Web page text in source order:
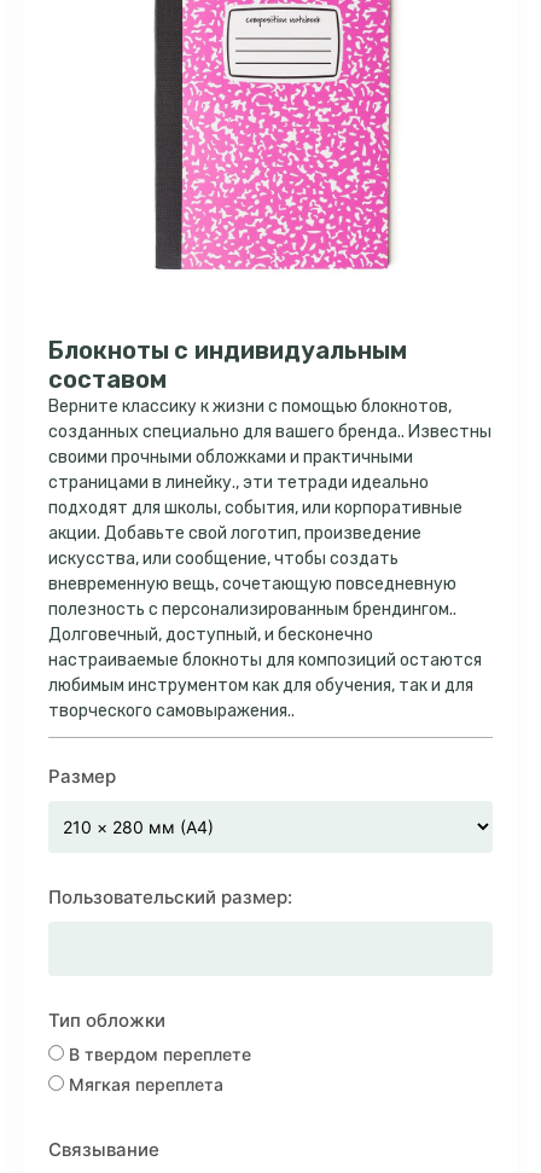
Блокноты с индивидуальным
составом
Верните классику к жизни с помощью блокнотов,
созданных специально для вашего бренда.. Известны
своими прочными обложками и практичными
страницами в линейку., эти тетради идеально
подходят для школы, события, или корпоративные
акции. Добавьте свой логотип, произведение
искусства, или сообщение, чтобы создать
вневременную вещь, сочетающую повседневную
полезность с персонализированным брендингом..
Долговечный, доступный, и бесконечно
настраиваемые блокноты для композиций остаются
любимым инструментом как для обучения, так и для
творческого самовыражения..
Размер
Пользовательский размер:
Тип обложки
В твердом переплете
Мягкая переплета
Связывание